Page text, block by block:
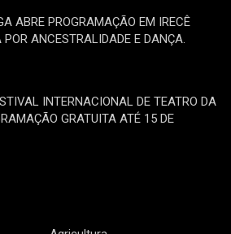
ABRE PROGRAMAÇÃO EM IRECÊ
ANCESTRALIDADE E DANÇA.
INTERNACIONAL DE TEATRO DA
GRATUITA ATÉ 15 DE